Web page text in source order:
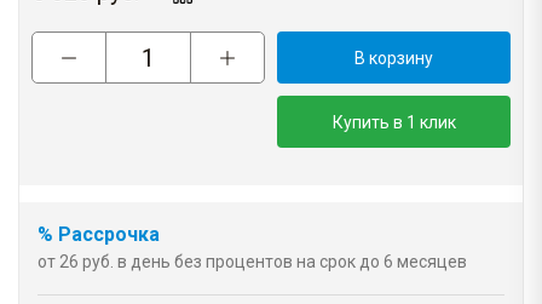
В корзину
Купить в 1 клик
% Рассрочка
от 26 руб. в день без процентов на срок до 6 месяцев